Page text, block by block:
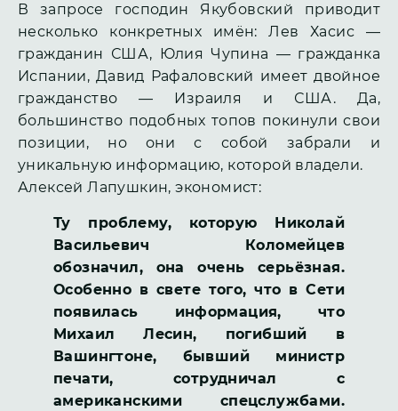
В запросе господин Якубовский приводит
несколько конкретных имён: Лев Хасис —
гражданин США, Юлия Чупина — гражданка
Испании, Давид Рафаловский имеет двойное
гражданство — Израиля и США. Да,
большинство подобных топов покинули свои
позиции, но они с собой забрали и
уникальную информацию, которой владели.
Алексей Лапушкин, экономист:
Ту проблему, которую Николай
Васильевич Коломейцев
обозначил, она очень серьёзная.
Особенно в свете того, что в Сети
появилась информация, что
Михаил Лесин, погибший в
Вашингтоне, бывший министр
печати, сотрудничал с
американскими спецслужбами.